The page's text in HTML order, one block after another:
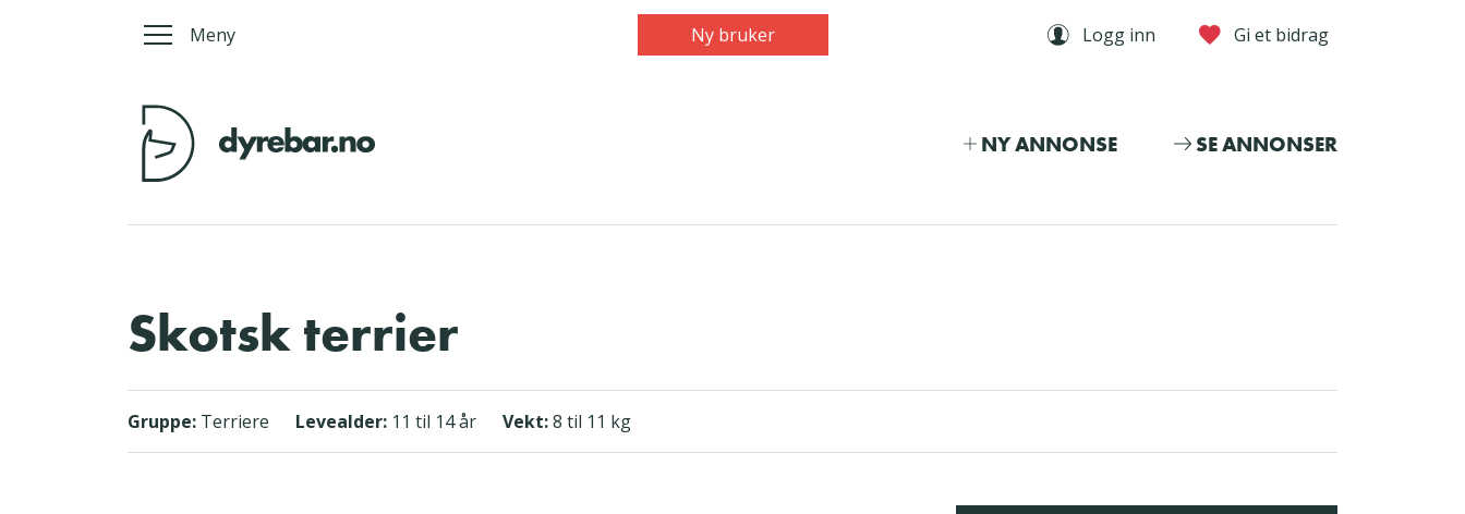
Meny Ny bruker Logg inn Gi et bidrag
NY ANNONSE SE ANNONSER
Skotsk terrier
Gruppe: Terriere Levealder: 11 til 14 år Vekt:8 til 11 kg